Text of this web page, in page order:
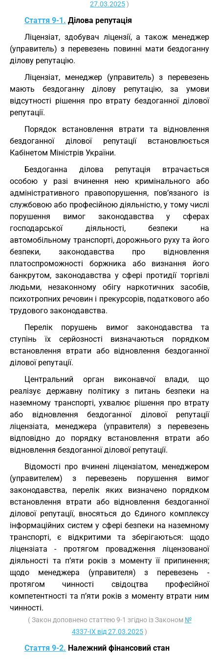
27.03.2025)
Стаття 9-1. Ділова репутація
Ліцензіат, здобувач ліцензії, а також менеджер
(управитель) з перевезень повинні мати бездоганну
ділову репутацію.
Ліцензіат, менеджер (управитель) з перевезень
мають бездоганну ділову репутацію, за умови
відсутності рішення про втрату бездоганної ділової
репутації.
Порядок встановлення втрати та відновлення
бездоганної ділової репутації встановлюється
Кабінетом Міністрів України.
Бездоганна ділова репутація втрачається
особою у разі вчинення нею кримінального або
адміністративного правопорушення, пов’язаного із
службовою або професійною діяльністю, у тому числі
порушення вимог законодавства у сферах
господарської діяльності, безпеки на
автомобільному транспорті, дорожнього руху та його
безпеки, законодавства про відновлення
платоспроможності боржника або визнання його
банкрутом, законодавства у сфері протидії торгівлі
людьми, незаконному обігу наркотичних засобів,
психотропних речовин і прекурсорів, податкового або
трудового законодавства.
Перелік порушень вимог законодавства та
ступінь їх серйозності визначаються порядком
встановлення втрати або відновлення бездоганної
ділової репутації.
Центральний орган виконавчої влади, що
реалізує державну політику з питань безпеки на
наземному транспорті, ухвалює рішення про втрату
або відновлення бездоганної ділової репутації
ліцензіата, менеджера (управителя) з перевезень
відповідно до порядку встановлення втрати або
відновлення бездоганної ділової репутації.
Відомості про вчинені ліцензіатом, менеджером
(управителем) з перевезень порушення вимог
законодавства, перелік яких визначено порядком
встановлення втрати або відновлення бездоганної
ділової репутації, вносяться до Єдиного комплексу
інформаційних систем у сфері безпеки на наземному
транспорті, є відкритими та зберігаються: щодо
ліцензіата - протягом провадження ліцензованої
діяльності та п’яти років з моменту її припинення;
щодо менеджера (управителя) з перевезень -
протягом чинності свідоцтва професійної
компетентності та п’яти років з моменту втрати ним
чинності.
( Закон доповнено статтею 9-1 згідно із Законом №
4337-IX від 27.03.2025)
Стаття 9-2. Належний фінансовий стан